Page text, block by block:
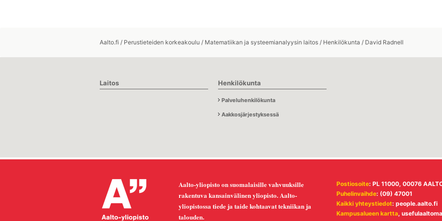
Aalto.fi / Perustieteiden korkeakoulu / Matematiikan ja systeemianalyysin laitos / Henkilökunta / David Radnell
Laitos Henkilökunta
Palveluhenkilökunta
Aakkosjärjestyksessä
Aalto-yliopisto on suomalaisille vahvuuksille
rakentuva kansainvälinen yliopisto. Aalto-
yliopistossa tiede ja taide kohtaavat tekniikan ja
talouden.
Postiosoite: PL 11000, 00076
Puhelinvaihde: (09) 47001
Kaikki yhteystiedot: people.aalto.fi
Kampusalueen kartta,